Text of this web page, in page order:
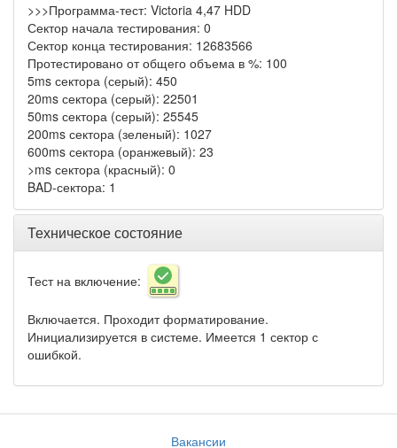
>>>Программа-тест: Victoria 4,47 HDD
Сектор начала тестирования: 0
Сектор конца тестирования: 12683566
Протестировано от общего объема в %: 100
5ms сектора (серый): 450
20ms сектора (серый): 22501
50ms сектора (серый): 25545
200ms сектора (зеленый): 1027
600ms сектора (оранжевый): 23
>ms сектора (красный): 0
BAD-сектора: 1
Техническое состояние
Тест на включение:
Включается. Проходит форматирование.
Инициализируется в системе. Имеется 1 сектор с
ошибкой.
Вакансии